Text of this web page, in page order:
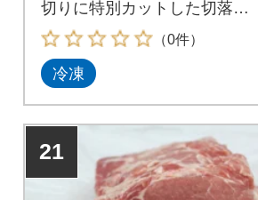
切りに特別カットした切落し
肉です。
（0件）
冷凍
21